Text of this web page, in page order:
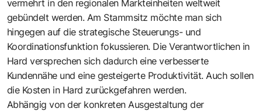
vermehrt in den regionalen Markteinheiten weltweit
gebündelt werden. Am Stammsitz möchte man sich
hingegen auf die strategische Steuerungs- und
Koordinationsfunktion fokussieren. Die Verantwortlichen in
Hard versprechen sich dadurch eine verbesserte
Kundennähe und eine gesteigerte Produktivität. Auch sollen
die Kosten in Hard zurückgefahren werden.
Abhängig von der konkreten Ausgestaltung der